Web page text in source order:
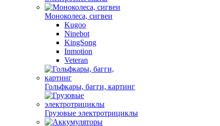
Моноколеса, сигвеи
Kugoo
Ninebot
KingSong
Inmotion
Veteran
Гольфкары, багги, картинг
Грузовые электротрициклы